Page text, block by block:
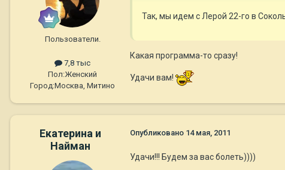
Пользователи.
7,8 тыс
Пол:Женский
Город:Москва, Митино
Так, мы идем с Лерой 22-го в
Какая программа-то сразу!
Удачи вам!
Екатерина и
Найман
Опубликовано 14 мая, 2011
Удачи!!! Будем за вас болеть))))